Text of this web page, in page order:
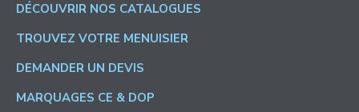
DÉCOUVRIR NOS CATALOGUES
TROUVEZ VOTRE MENUISIER
DEMANDER UN DEVIS
MARQUAGES CE & DOP